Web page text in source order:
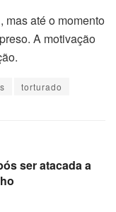
até o momento
A motivação
torturado
ser atacada a